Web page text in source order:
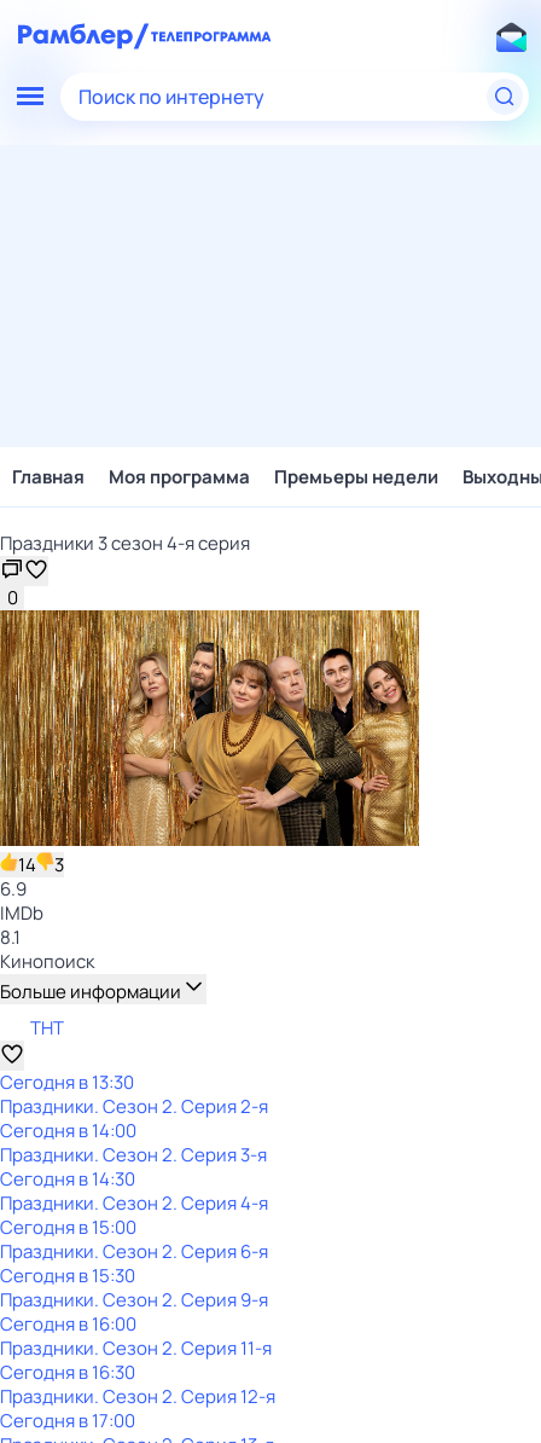
Поиск по интернету
Главная Моя программа Премьеры недели
Праздники 3 сезон 4-я серия
0
14
3
6.9
IMDb
8.1
Кинопоиск
Больше информации
ТНТ
Сегодня в 13:30
Праздники. Сезон 2. Серия 2-я
Сегодня в 14:00
Праздники. Сезон 2. Серия 3-я
Сегодня в 14:30
Праздники. Сезон 2. Серия 4-я
Сегодня в 15:00
Праздники. Сезон 2. Серия 6-я
Сегодня в 15:30
Праздники. Сезон 2. Серия 9-я
Сегодня в 16:00
Праздники. Сезон 2. Серия 11-я
Сегодня в 16:30
Праздники. Сезон 2. Серия 12-я
Сегодня в 17:00